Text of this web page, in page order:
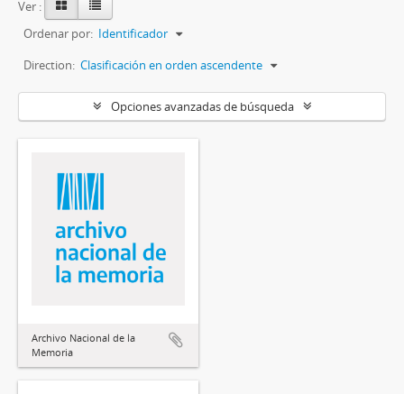
Ver :
Ordenar por: Identificador
Direction: Clasificación en orden ascendente
Opciones avanzadas de búsqueda
Archivo Nacional de la
Memoria